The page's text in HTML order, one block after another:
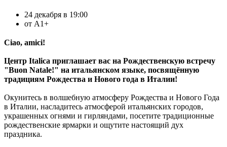
24 декабря в 19:00
от А1+
Ciao, amici!
Центр Italica приглашает вас на Рождественскую встречу
"Buon Natale!" на итальянском языке, посвящённую
традициям Рождества и Нового года в Италии!
Окунитесь в волшебную атмосферу Рождества и Нового Года
в Италии, насладитесь атмосферой итальянских городов,
украшенных огнями и гирляндами, посетите традиционные
рождественские ярмарки и ощутите настоящий дух
праздника.